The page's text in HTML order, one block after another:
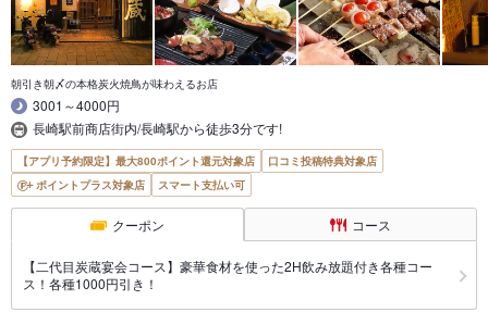
朝引き朝〆の本格炭火焼鳥が味わえるお店
3001～4000円
長崎駅前商店街内/長崎駅から徒歩3分です!
【アプリ予約限定】最大800ポイント還元対象店
口コミ投稿特典対象店
ポイントプラス対象店
スマート支払い可
クーポン コース
【二代目炭蔵宴会コース】豪華食材を使った2H飲み放題付き各種コー
ス！各種1000円引き！